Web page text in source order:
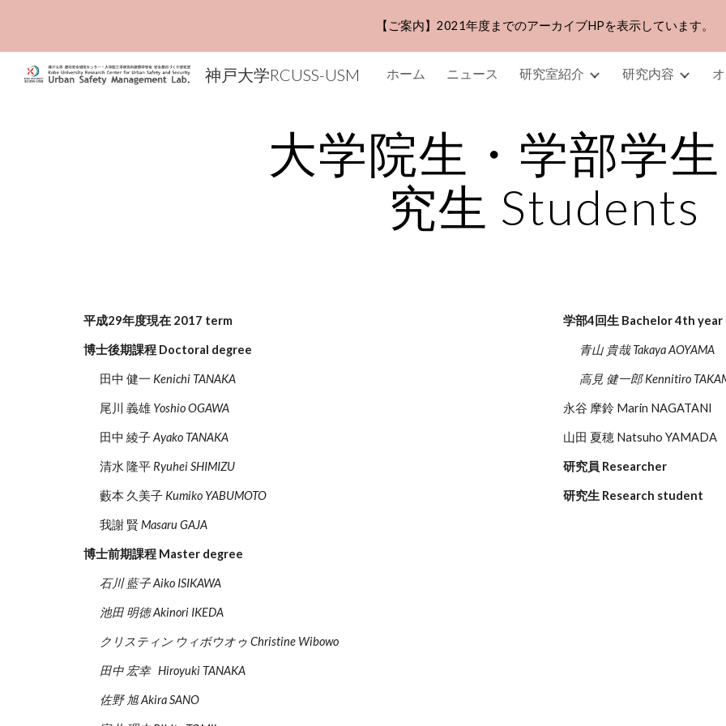
Skip to main content Skip to
【ご案内】2021年度までのアーカイブHPを表示しています。
神戸大学RCUSS-USM ホーム ニュース 研究室紹介 研究内容
大学院生・学部学
究生 Students
平成29年度現在 2017 term
博士後期課程 Doctoral degree
田中 健一 Kenichi TANAKA
尾川 義雄 Yoshio OGAWA
田中 綾子 Ayako TANAKA
清水 隆平 Ryuhei SHIMIZU
藪本 久美子 Kumiko YABUMOTO
我謝 賢 Masaru GAJA
博士前期課程 Master degree
石川 藍子 Aiko ISIKAWA
池田 明徳 Akinori IKEDA
クリスティン ウィボウオゥ Christine Wibowo
田中 宏幸   Hiroyuki TANAKA
佐野 旭 Akira SANO
学部4回生 Bachelor 4th year
青山 貴哉 Takaya AOYAMA
高見 健一郎 Kennitiro
永谷 摩鈴 Marin NAGATANI
山田 夏穂 Natsuho YAMADA
研究員 Researcher
研究生 Research student